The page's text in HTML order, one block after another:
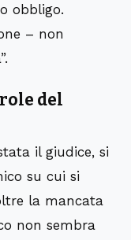
obbligo.
– non
del
il giudice, si
su cui si
la mancata
non sembra